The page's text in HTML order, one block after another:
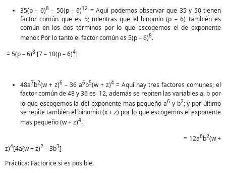
35(p – 6)8– 50(p – 6)12 = Aquí podemos observar que 35 y 50 tienen
factor común que es 5; mientras que el binomio (p – 6) también es
común en los dos términos por lo que escogemos el de exponente
menor. Por lo tanto el factor común es 5(p – 6)8.
= 5(p – 6)8 [7 – 10(p – 6)4]
48a7b2(w + z)6 – 36 a6b5(w + z)4 = Aquí hay tres factores comunes; el
factor común de 48 y 36 es 12, además se repiten las variables a, b por
lo que escogemos la del exponente mas pequeño a6 y b2; y por último
se repite también el binomio (x + z) por lo que escogemos el exponente
mas pequeño (w + z)4.
= 12a6b2(w +
z)4[4a(w + z)2 – 3b3]
Práctica: Factorice si es posible.